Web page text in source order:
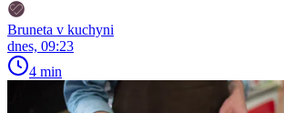
Bruneta v kuchyni
dnes, 09:23
4 min